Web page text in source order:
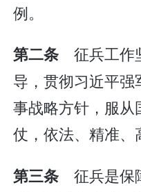
例。
第二条 征兵工作
导，贯彻习近平
事战略方针，服
仗，依法、精准、
第三条 征兵是保